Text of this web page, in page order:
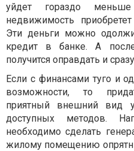
уйдет гораздо
недвижимость
Эти деньги можно
кредит в банке. А
получится оправдать и
Если с финансами туго и
возможности, то
приятный внешний вид
доступных методов.
необходимо сделать
жилому помещению